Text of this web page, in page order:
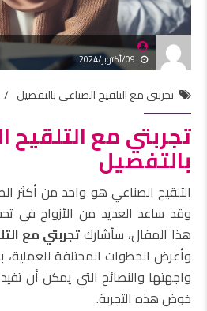
09/أكتوبر/2024
تجربتي مع التلقيح الصناعي بالتفصيل
تجربتي مع التلقيح
بالتفصيل
التلقيح الصناعي هو واحد من أكثر
وقد ساعد العديد من الأزواج في
هذا المقال، سأشاركتجربتي مع
وأعرض الخطوات المختلفة للعملية،
واجهتها والنصائح التي يمكن أن
خوض هذه التجربة.